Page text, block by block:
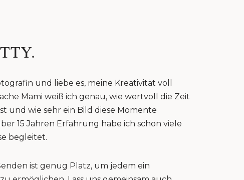
und liebe es, meine Kreativität voll
Mami weiß ich genau, wie wertvoll die Zeit
und wie sehr ein Bild diese Momente
15 Jahren Erfahrung habe ich schon viele
begleitet.
ist genug Platz, um jedem ein